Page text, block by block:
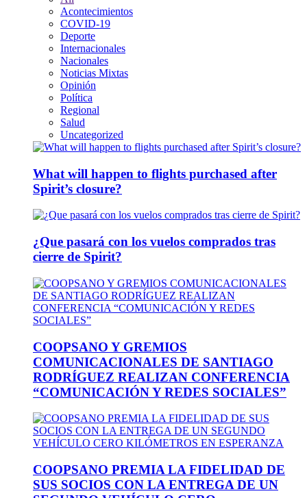
Acontecimientos
COVID-19
Deporte
Internacionales
Nacionales
Noticias Mixtas
Opinión
Política
Regional
Salud
Uncategorized
What will happen to flights purchased after
Spirit’s closure?
¿Que pasará con los vuelos comprados tras
cierre de Spirit?
COOPSANO Y GREMIOS
COMUNICACIONALES DE SANTIAGO
RODRÍGUEZ REALIZAN CONFERENCIA
“COMUNICACIÓN Y REDES SOCIALES”
COOPSANO PREMIA LA FIDELIDAD DE
SUS SOCIOS CON LA ENTREGA DE UN